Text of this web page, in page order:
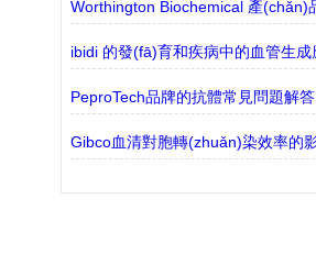
PeproTech品牌的抗體常見問題解答